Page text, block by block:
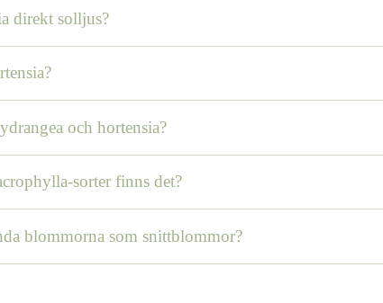
direkt solljus?
och hortensia?
sorter finns det?
blommorna som snittblommor?